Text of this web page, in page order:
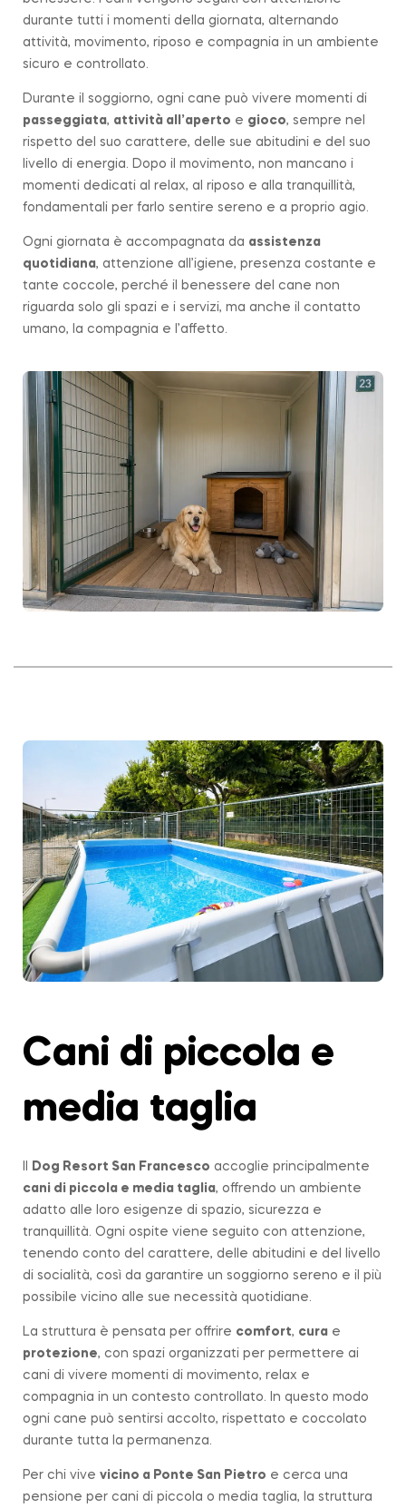
durante tutti i momenti della giornata, alternando
attività, movimento, riposo e compagnia in un ambiente
sicuro e controllato.
Durante il soggiorno, ogni cane può vivere momenti di
passeggiata, attività all’aperto e gioco, sempre nel
rispetto del suo carattere, delle sue abitudini e del suo
livello di energia. Dopo il movimento, non mancano i
momenti dedicati al relax, al riposo e alla tranquillità,
fondamentali per farlo sentire sereno e a proprio agio.
Ogni giornata è accompagnata da assistenza
quotidiana, attenzione all’igiene, presenza costante e
tante coccole, perché il benessere del cane non
riguarda solo gli spazi e i servizi, ma anche il contatto
umano, la compagnia e l’affetto.
Cani di piccola e
media taglia
Dog Resort San Francesco accoglie principalmente
cani di piccola e media taglia, offrendo un ambiente
adatto alle loro esigenze di spazio, sicurezza e
tranquillità. Ogni ospite viene seguito con attenzione,
tenendo conto del carattere, delle abitudini e del livello
di socialità, così da garantire un soggiorno sereno e il più
possibile vicino alle sue necessità quotidiane.
La struttura è pensata per offrire comfort, cura e
protezione, con spazi organizzati per permettere ai
cani di vivere momenti di movimento, relax e
compagnia in un contesto controllato. In questo modo
ogni cane può sentirsi accolto, rispettato e coccolato
durante tutta la permanenza.
Per chi vive vicino a Ponte San Pietro e cerca una
pensione per cani di piccola o media taglia, la struttura